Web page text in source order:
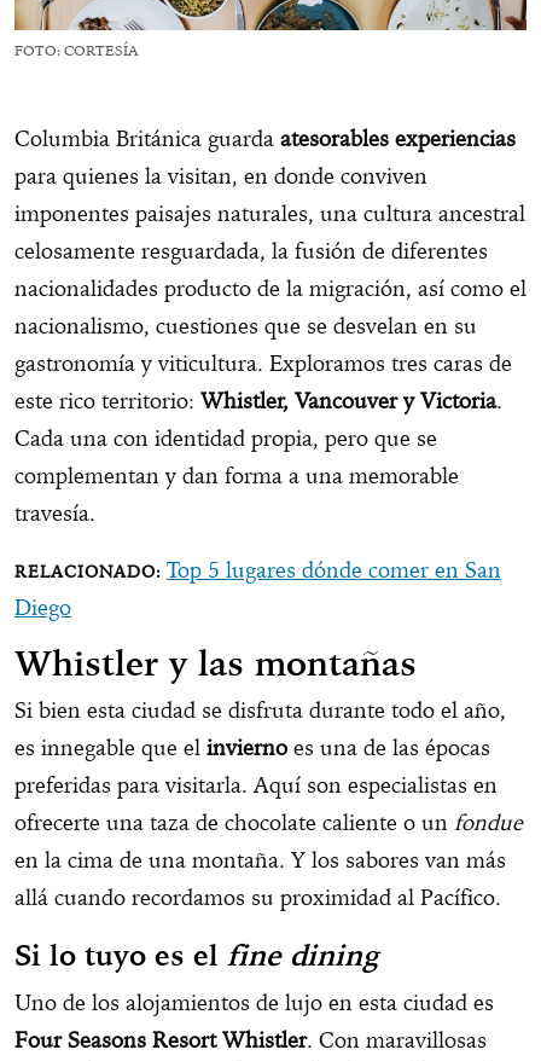
FOTO: CORTESÍA
Columbia Británica guarda atesorables experiencias
para quienes la visitan, en donde conviven
imponentes paisajes naturales, una cultura ancestral
celosamente resguardada, la fusión de diferentes
nacionalidades producto de la migración, así como el
nacionalismo, cuestiones que se desvelan en su
gastronomía y viticultura. Exploramos tres caras de
este rico territorio: Whistler, Vancouver y Victoria.
Cada una con identidad propia, pero que se
complementan y dan forma a una memorable
travesía.
Top 5 lugares dónde comer en San
Diego
Whistler y las montañas
Si bien esta ciudad se disfruta durante todo el año,
es innegable que el invierno es una de las épocas
preferidas para visitarla. Aquí son especialistas en
ofrecerte una taza de chocolate caliente o un fondue
en la cima de una montaña. Y los sabores van más
allá cuando recordamos su proximidad al Pacífico.
Si lo tuyo es el fine dining
Uno de los alojamientos de lujo en esta ciudad es
Four Seasons Resort Whistler. Con maravillosas